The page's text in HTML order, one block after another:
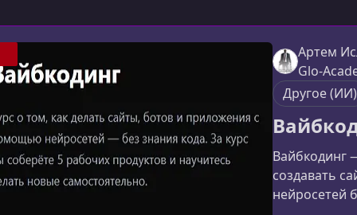
Артем
Glo-
Другое (ИИ)
Вайбкодинг
создавать
нейросетей